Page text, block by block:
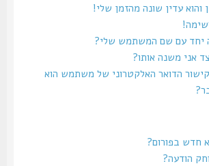
עדין שונה מהזמן שלי!
עם שם המשתמש שלי?
משנה אותו?
הדואר האלקטרוני של משתמש הוא
בפורום?